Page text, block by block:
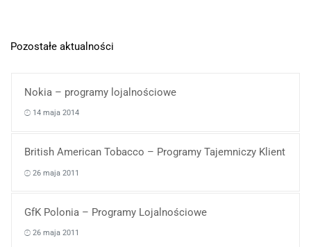
Pozostałe aktualności
Nokia – programy lojalnościowe
14 maja 2014
British American Tobacco – Programy Tajemniczy Klient
26 maja 2011
GfK Polonia – Programy Lojalnościowe
26 maja 2011